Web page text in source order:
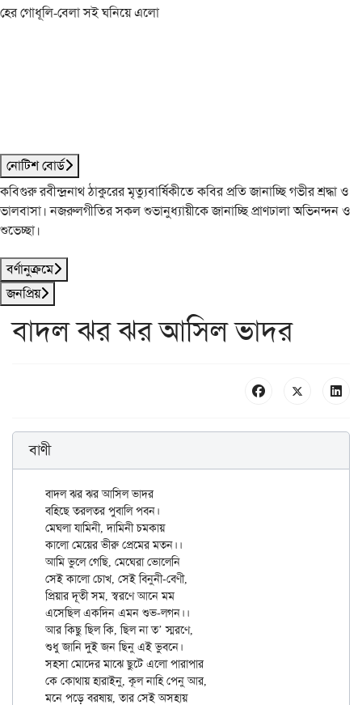
হের গোধূলি-বেলা সই ঘনিয়ে এলো
নোটিশ বোর্ড
কবিগুরু রবীন্দ্রনাথ ঠাকুরের মৃত্যুবার্ষিকীতে কবির প্রতি জানাচ্ছি গভীর শ্রদ্ধা ও
ভালবাসা। নজরুলগীতির সকল শুভানুধ্যায়ীকে জানাচ্ছি প্রাণঢালা অভিনন্দন ও
শুভেচ্ছা।
বর্ণানুক্রমে
জনপ্রিয়
বাদল ঝর ঝর আসিল ভাদর
বাণী
বাদল ঝর ঝর আসিল ভাদর
বহিছে তরলতর পুবালি পবন।
মেঘলা যামিনী, দামিনী চমকায়
কালো মেয়ের ভীরু প্রেমের মতন।।
আমি ভুলে গেছি, মেঘেরা ভোলেনি
সেই কালো চোখ, সেই বিনুনী-বেণী,
প্রিয়ার দূতী সম, স্বরণে আনে মম
এসেছিল একদিন এমন শুভ-লগন।।
আর কিছু ছিল কি, ছিল না ত’ স্মরণে,
শুধু জানি দুই জন ছিনু এই ভুবনে।
সহসা মোদের মাঝে ছুটে এলো পারাপার
কে কোথায় হারাইনু, কূল নাহি পেনু আর,
মনে পড়ে বরষায়, তার সেই অসহায়